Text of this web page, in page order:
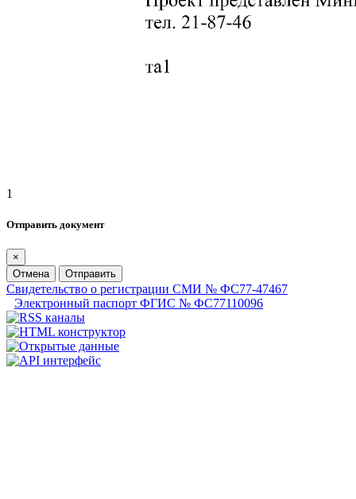
1
Отправить документ
×
Отмена
Отправить
Свидетельство о регистрации СМИ № ФС77-47467
Электронный паспорт ФГИС № ФС77110096